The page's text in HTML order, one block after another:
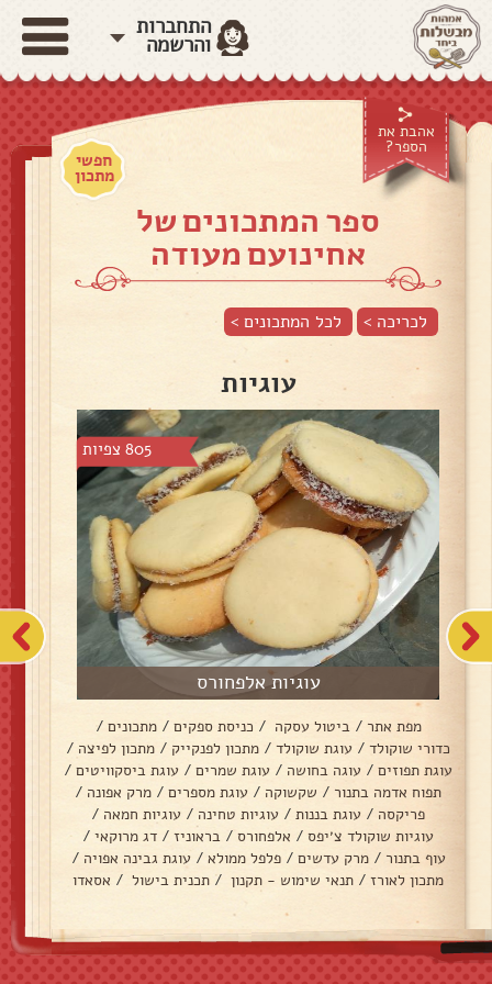
התחברות
והרשמה
אהבת את
הספר?
חפשי
מתכון
ספר המתכונים של
אחינועם מעודה
לכריכה > לכל המתכונים >
עוגיות
805 צפיות
עוגיות אלפחורס
מפת אתר / ביטול עסקה / כניסת ספקים / מתכונים /
כדורי שוקולד / עוגת שוקולד / מתכון לפנקייק / מתכון לפיצה /
עוגת תפוזים / עוגה בחושה / עוגת שמרים / עוגת ביסקוויטים /
תפוח אדמה בתנור / שקשוקה / עוגת מספרים / מרק אפונה /
פריקסה / עוגת בננות / עוגיות טחינה / עוגיות חמאה /
עוגיות שוקולד צ׳יפס / אלפחורס / בראוניז / דג מרוקאי /
עוף בתנור / מרק עדשים / פלפל ממולא / עוגת גבינה אפויה /
מתכון לאורז / תנאי שימוש - תקנון / תכנית בישול / אסאדו